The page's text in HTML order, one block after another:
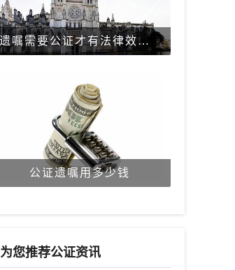
遗嘱需要公证才有法律效力吗？
公证遗嘱用多少钱
为您推荐公证资讯